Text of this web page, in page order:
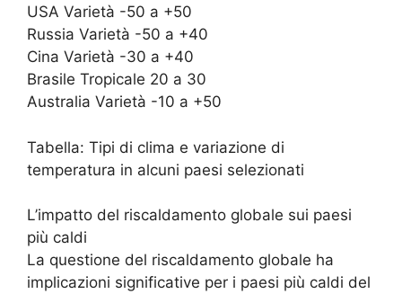
USA Varietà -50 a +50
Russia Varietà -50 a +40
Cina Varietà -30 a +40
Brasile Tropicale 20 a 30
Australia Varietà -10 a +50
Tabella: Tipi di clima e variazione di
temperatura in alcuni paesi selezionati
L’impatto del riscaldamento globale sui paesi
più caldi
La questione del riscaldamento globale ha
implicazioni significative per i paesi più caldi del